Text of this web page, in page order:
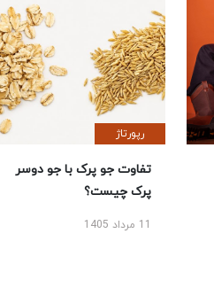
رپورتاژ
تفاوت جو پرک با جو دوسر
پرک چیست؟
11 مرداد 1405